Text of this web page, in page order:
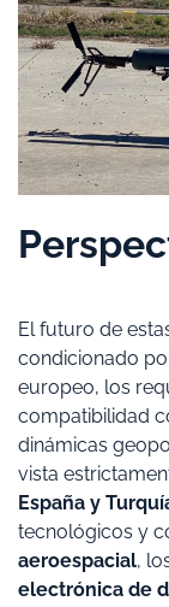
El futuro de
condicionado
europeo, los
compatibilidad
dinámicas
vista
España y
tecnológicos y
aeroespacial,
electrónica de